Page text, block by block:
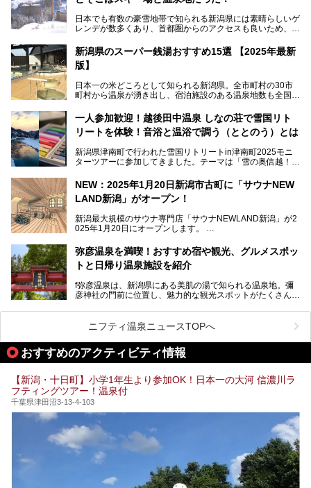
日本でも有数の豪雪地帯で知られる新潟県には素晴らしいゲ
レンデが数多くあり、首都圏からのアクセスも良いため、関
た全域にわたって月岡、赤倉、松之山、燕、妙高、岩室など
など、古くは文豪にも愛された歴史ある老舗温泉地が多いこ
とで知られています。
めに訪れたい、新潟県内にあるスキー場そばの温泉地をまと
めました。
新潟県のスーパー銭湯おすすめ15選 【2025年最新
版】
日本一の米どころとして知られる新潟県。全市町村の30市
町村から温泉が湧き出し、宿泊施設のある温泉地数も全国有
温泉が利用ができる宿泊施設も多く、スーパー銭湯も多彩な
サービスを提供する施設がいろいろ。
観光やレジャーに温泉を組み合わせれば、旅はさらに充実し
します。
一人参加歓迎！越後田中温泉 しなの荘で雪国リト
リートを体験！音浴と温浴で調う（ととのう）とは
新潟県津南町で行われた雪国リトリートin津南町2025モニ
ターツアーに参加してきました。テーマは「雪の奥信越！音
温泉ライターとして「温浴」は頻繁に体験していますが、
「音浴」とは果たしてどんな体験なのでしょう？とても気に
なお、宿泊した温泉は日帰り入浴もできる秘湯「越後田中温
泉 しなの荘」です。こちらについても詳しく紹介します。
提供元：一般社団法人 雪国観光舎【PR】
す。
NEW：2025年1月20日新潟市古町に「サウナNEW
LAND新潟」がオープン！
新潟最大規模のサウナ専門店「サウナNEWLAND新潟」が2
025年1月20日にオープンします。
街に再び笑顔と賑わいを取り戻し、新たなランドマークとし
て地域活性化を目指します。
サウナ室のテーマは「海賊船」‥⁉ ユニークなサウナ室を
弥彦温泉を満喫！おすすめ宿や観光、グルメスポッ
トと日帰り温泉施設を紹介
f弥彦温泉は、新潟県にある美肌の湯で知られる温泉地。彌
彦神社の門前に位置し、魅力的な観光スポットがたくさんあ
この記事では、弥彦温泉の宿泊に最適なおすすめ宿や、日帰
り施設、グルメスポット、弥彦の自然を堪能できる観光スポ
ットをご紹介します。初めての弥彦温泉旅行を計画している
方に向けて、弥彦温泉の魅力を存分にお伝えしますので、ぜ
ひ参考にしてみてくださいね！
ニフティ温泉ニュースTOPへ
おすすめのアクティビティ情報
【新潟・十日町】小学1年生より参加OK！日本一の大河 信濃川ラ
フティングツアー！温泉付
千葉県津田沼3-13-4-103